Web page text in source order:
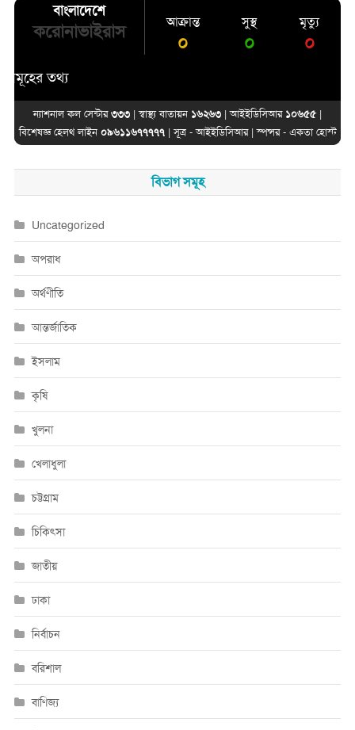
বাংলাদেশে
করোনাভাইরাস আক্রান্ত
০
সুস্থ
০
মৃত্যু
০
তথ্য
ন্যাশনাল কল সেন্টার৩৩৩ | স্বাস্থ্য বাতায়ন ১৬২৬৩ | আইইডিসিআর ১০৬৫৫|
বিশেষজ্ঞ হেলথ লাইন ০৯৬১১৬৭৭৭৭৭| সূত্র -আইইডিসিআর| স্পন্সর - একতা হোস্ট
বিভাগ সমূহ
Uncategorized
অপরাধ
অর্থণীতি
আন্তর্জাতিক
ইসলাম
কৃষি
খুলনা
খেলাধুলা
চট্টগ্রাম
চিকিৎসা
জাতীয়
ঢাকা
নির্বাচন
বরিশাল
বাণিজ্য